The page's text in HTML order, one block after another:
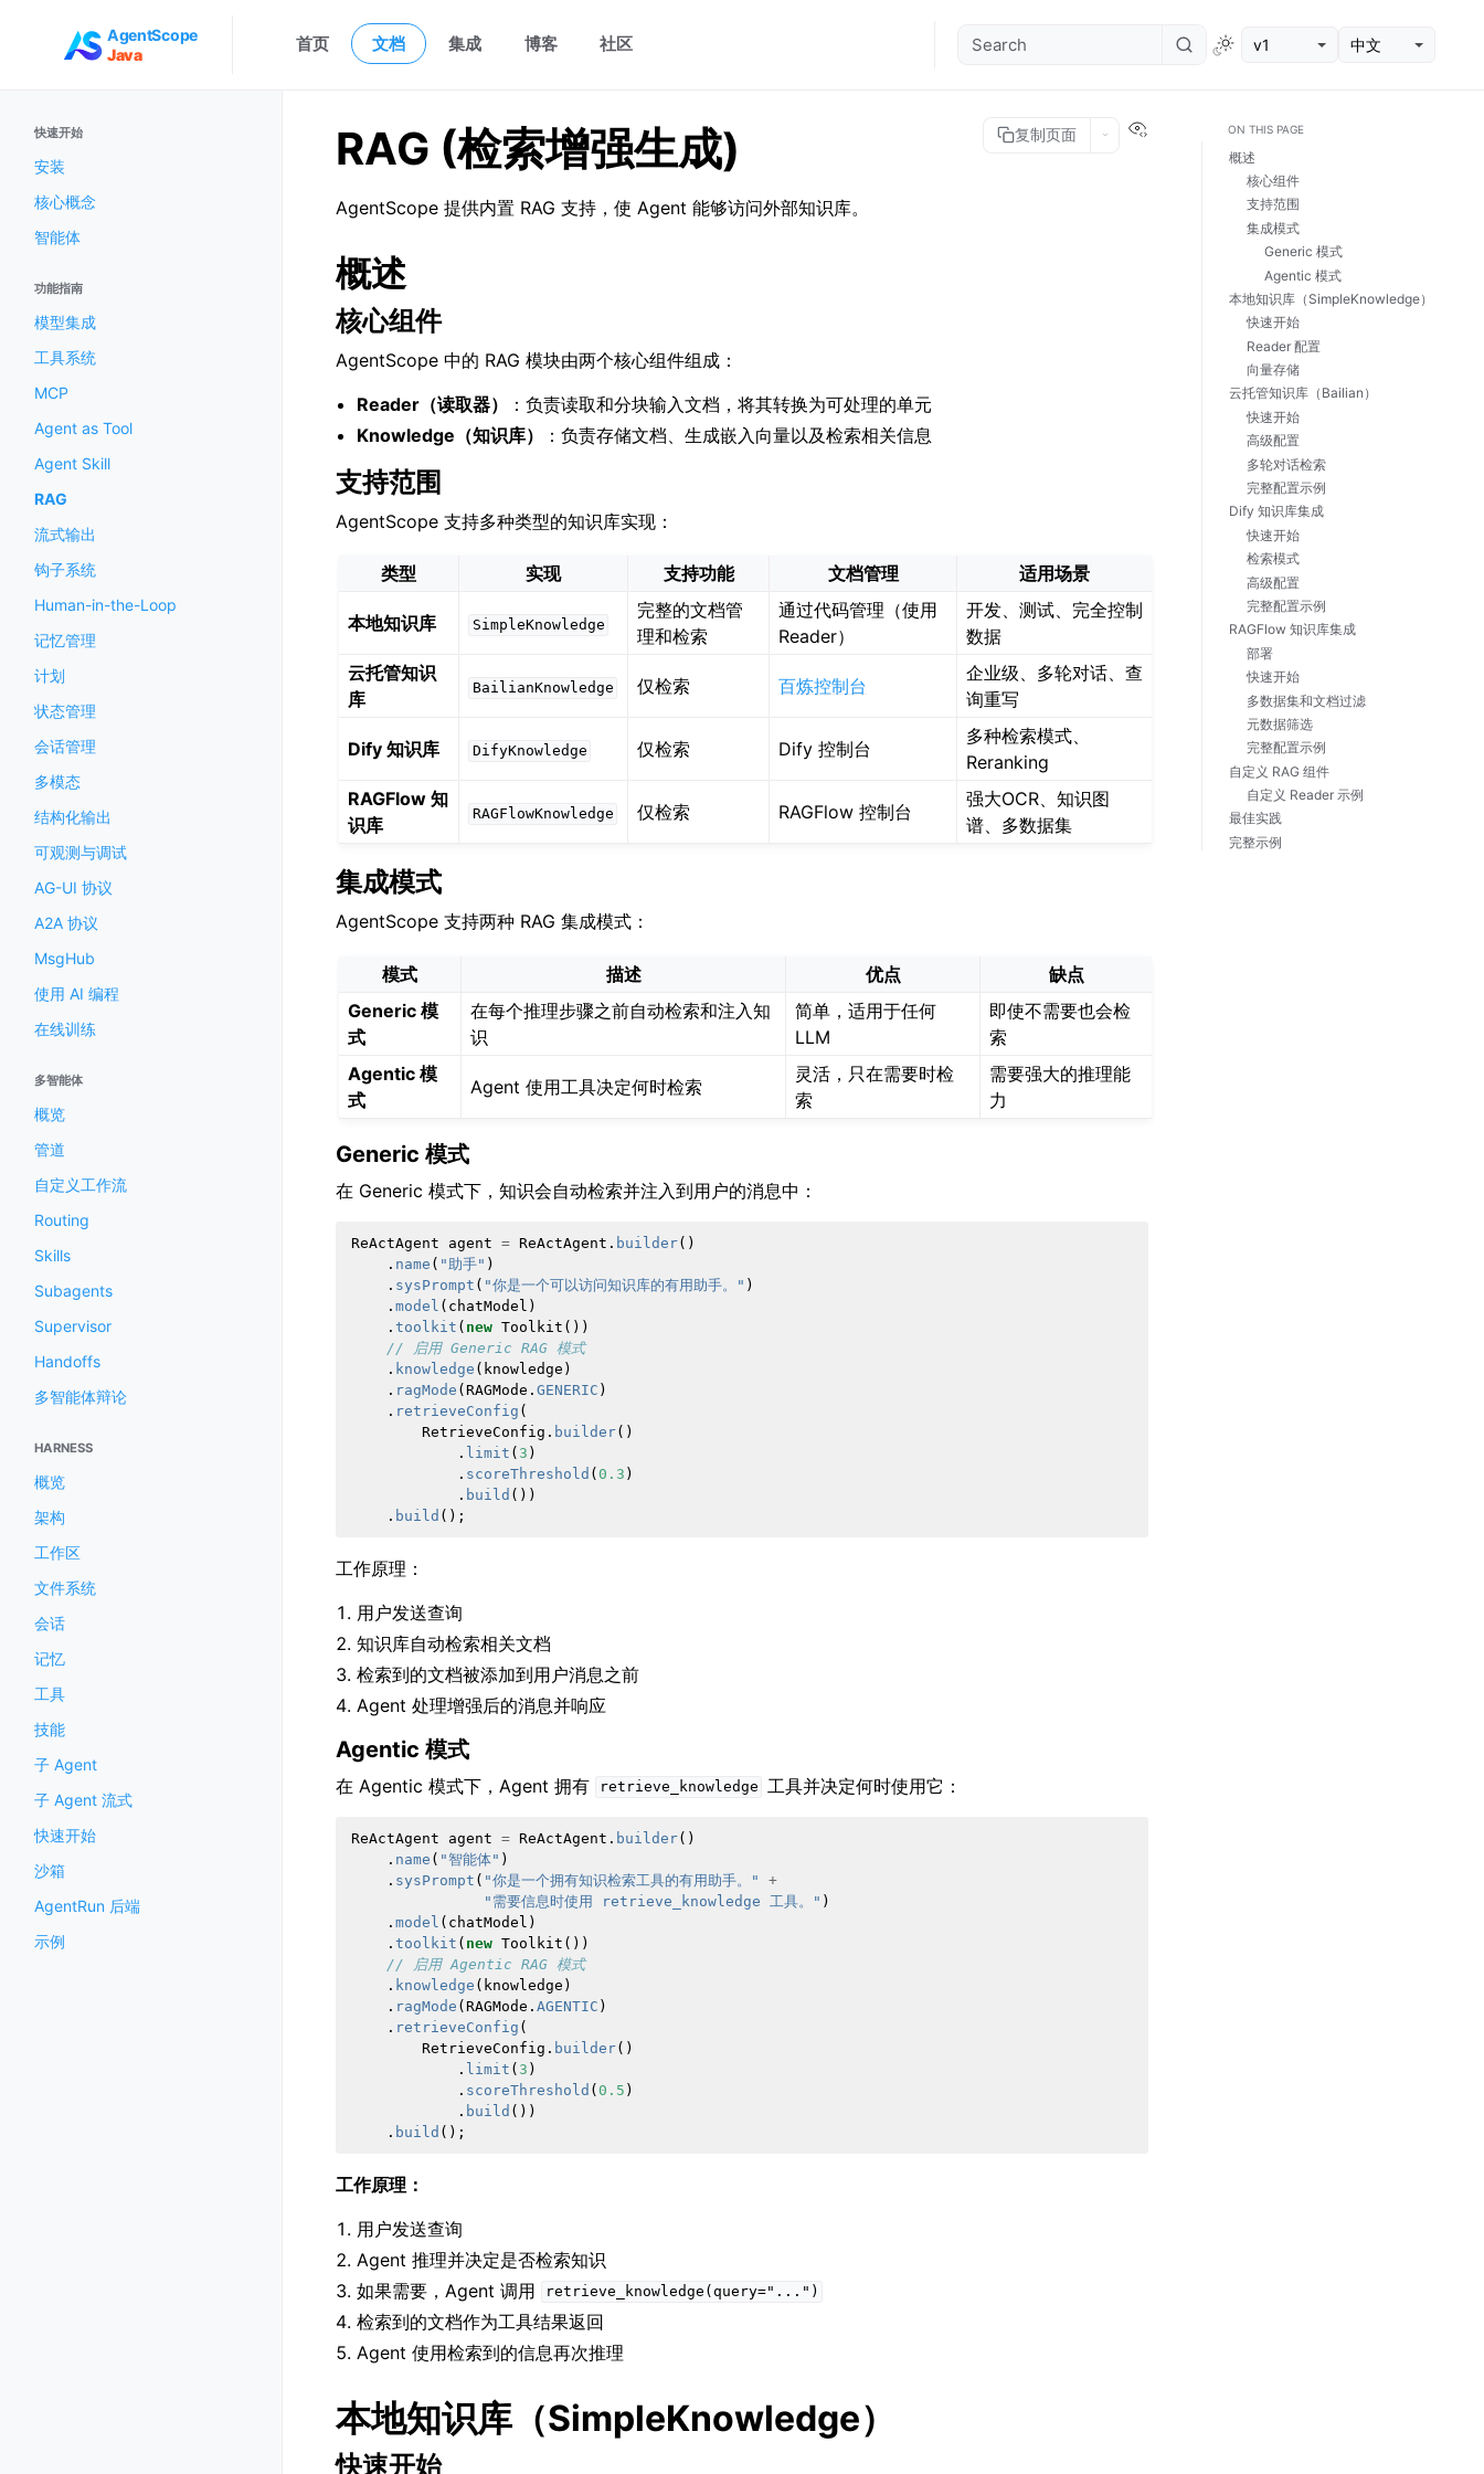
AgentScope
Java
首页 文档 集成 博客 社区 v1 中文
快速开始
安装
核心概念
智能体
功能指南
模型集成
工具系统
MCP
Agent as Tool
Agent Skill
RAG
流式输出
钩子系统
Human-in-the-Loop
记忆管理
计划
状态管理
会话管理
多模态
结构化输出
可观测与调试
AG-UI 协议
A2A 协议
MsgHub
使用 AI 编程
在线训练
多智能体
概览
管道
自定义工作流
Routing
Skills
Subagents
Supervisor
Handoffs
多智能体辩论
HARNESS
概览
架构
工作区
文件系统
会话
记忆
工具
技能
子 Agent
子 Agent 流式
快速开始
沙箱
AgentRun 后端
示例
复制页面 View this page
RAG (检索增强生成)
AgentScope 提供内置 RAG 支持，使 Agent 能够访问外部知识库。
概述
核心组件
AgentScope 中的 RAG 模块由两个核心组件组成：
Reader（读取器）
：负责读取和分块输入文档，将其转换为可处理的单元
Knowledge（知识库）
：负责存储文档、生成嵌入向量以及检索相关信息
支持范围
AgentScope 支持多种类型的知识库实现：
类型 实现 支持功能 文档管理 适用场景
本地知识库 SimpleKnowledge
完整的文档管
理和检索
通过代码管理（使用
Reader）
开发、测试、完全控制
数据
云托管知识
库
BailianKnowledge 仅检索 百炼控制台
企业级、多轮对话、查
询重写
Dify 知识库 DifyKnowledge 仅检索 Dify 控制台
多种检索模式、
Reranking
RAGFlow 知
识库
RAGFlowKnowledge 仅检索 RAGFlow 控制台
强大OCR、知识图
谱、多数据集
集成模式
AgentScope 支持两种 RAG 集成模式：
模式 描述 优点
缺点
Generic 模
式
在每个推理步骤之前自动检索和注入知
识
简单，适用于任何
LLM
即使不需要也会检
索
Agentic 模
式
Agent 使用工具决定何时检索
灵活，只在需要时检
索
需要强大的推理能
力
Generic 模式
在 Generic 模式下，知识会自动检索并注入到用户的消息中：
ReActAgent agent = ReActAgent . builder()
. name ( "助手" )
. sysPrompt ( "你是一个可以访问知识库的有用助手。" )
. model ( chatModel )
. toolkit ( new Toolkit ())
// 启用 Generic RAG 模式
. knowledge ( knowledge )
. ragMode ( RAGMode . GENERIC )
. retrieveConfig (
RetrieveConfig . builder()
. limit ( 3 )
. scoreThreshold (0.3 )
. build ())
. build ();
工作原理：
用户发送查询
知识库自动检索相关文档
检索到的文档被添加到用户消息之前
Agent 处理增强后的消息并响应
Agentic 模式
在 Agentic 模式下，Agent 拥有 retrieve_knowledge 工具并决定何时使用它：
ReActAgent agent = ReActAgent . builder()
. name ( "智能体" )
. sysPrompt ( "你是一个拥有知识检索工具的有用助手。"
+
"需要信息时使用 retrieve_knowledge 工具。" )
. model ( chatModel )
. toolkit ( new Toolkit ())
// 启用 Agentic RAG 模式
. knowledge ( knowledge )
. ragMode ( RAGMode . AGENTIC )
. retrieveConfig (
RetrieveConfig . builder()
. limit ( 3 )
. scoreThreshold (0.5 )
. build ())
. build ();
工作原理：
用户发送查询
Agent 推理并决定是否检索知识
如果需要，Agent 调用
retrieve_knowledge(query="...")
检索到的文档作为工具结果返回
Agent 使用检索到的信息再次推理
本地知识库（SimpleKnowledge）
快速开始
ON THIS PAGE
概述
核心组件
支持范围
集成模式
Generic 模式
Agentic 模式
本地知识库（SimpleKnowledge）
快速开始
Reader 配置
向量存储
云托管知识库（Bailian）
快速开始
高级配置
多轮对话检索
完整配置示例
Dify 知识库集成
快速开始
检索模式
高级配置
完整配置示例
RAGFlow 知识库集成
部署
快速开始
多数据集和文档过滤
元数据筛选
完整配置示例
自定义 RAG 组件
自定义 Reader 示例
最佳实践
完整示例